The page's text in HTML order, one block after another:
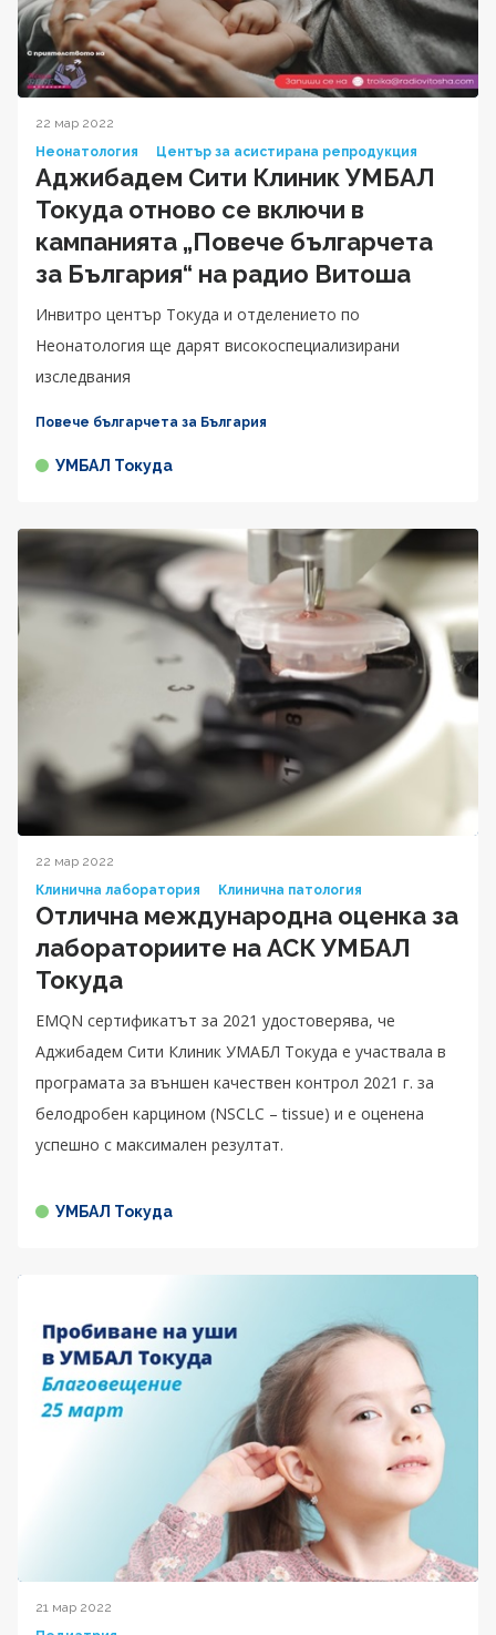
22 мар 2022
Неонатология
Център за асистирана репродукция
Аджибадем Сити Клиник УМБАЛ
Токуда отново се включи в
кампанията „Повече българчета
за България“ на радио Витоша
Инвитро център Токуда и отделението по
Неонатология ще дарят високоспециализирани
изследвания
Повече българчета за България
УМБАЛ Токуда
22 мар 2022
Клинична лаборатория
Клинична патология
Отлична международна оценка за
лабораториите на АСК УМБАЛ
Токуда
EMQN сертификатът за 2021 удостоверява, че
Аджибадем Сити Клиник УМАБЛ Токуда е участвала в
програмата за външен качествен контрол 2021 г. за
белодробен карцином (NSCLC – tissue) и е оценена
успешно с максимален резултат.
УМБАЛ Токуда
21 мар 2022